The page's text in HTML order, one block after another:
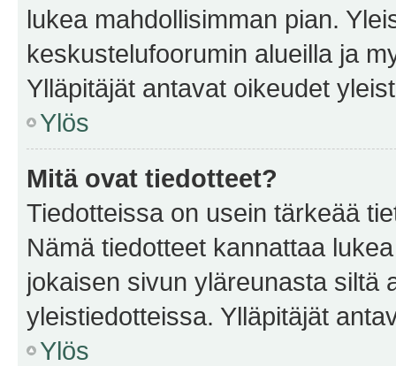
lukea mahdollisimman pian.
keskustelufoorumin alueilla ja
Ylläpitäjät antavat oikeudet
Ylös
Mitä ovat tiedotteet?
Tiedotteissa on usein tärkeää
Nämä tiedotteet kannattaa
jokaisen sivun yläreunasta siltä
yleistiedotteissa. Ylläpitäjät
Ylös